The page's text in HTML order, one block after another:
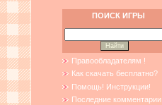
ПОИСК ИГРЫ
Правообладателям !
Как скачать бесплатно?
Помощь! Инструкции!
Последние комментарии